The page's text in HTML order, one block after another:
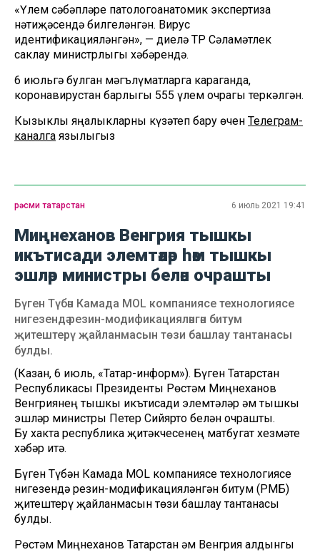
«Үлем сәбәпләре патологоанатомик экспертиза
нәтиҗәсендә билгеләнгән. Вирус
идентификацияләнгән», — диелә ТР Сәламәтлек
саклау министрлыгы хәбәрендә.
6 июльгә булган мәгълүматларга караганда,
коронавирустан барлыгы 555 үлем очрагы теркәлгән.
Кызыклы яңалыкларны күзәтеп бару өчен Телеграм-
каналга язылыгыз
рәсми татарстан 6 июль 2021 19:41
Миңнеханов Венгрия тышкы
икътисади элемтәләр һәм тышкы
эшләр министры белән очрашты
Бүген Түбән Камада MOL компаниясе технологиясе
нигезендә резин-модификацияләнгән битум
җитештерү җайланмасын төзи башлау тантанасы
булды.
(Казан, 6 июль, «Татар-информ»). Бүген Татарстан
Республикасы Президенты Рөстәм Миңнеханов
Венгриянең тышкы икътисади элемтәләр һәм тышкы
эшләр министры Петер Сийярто белән очрашты.
Бу хакта республика җитәкчесенең матбугат хезмәте
хәбәр итә.
Бүген Түбән Камада MOL компаниясе технологиясе
нигезендә резин-модификацияләнгән битум (РМБ)
җитештерү җайланмасын төзи башлау тантанасы
булды.
Рөстәм Миңнеханов Татарстан һәм Венгрия алдынгы